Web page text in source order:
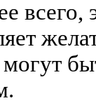
всего,